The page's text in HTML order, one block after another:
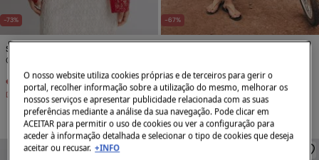
-73%
Springfield
Camisa oversize estampada
€ 7,99
€ 29,99
Desconto € 22,00
-67%
€ 9,99 € 29,99
Desconto € 20,00
O nosso website utiliza cookies próprias e de terceiros para gerir o
portal, recolher informação sobre a utilização do mesmo, melhorar os
nossos serviços e apresentar publicidade relacionada com as suas
preferências mediante a análise da sua navegação. Pode clicar em
ACEITAR para permitir o uso de cookies ou ver a configuração para
aceder à informação detalhada e selecionar o tipo de cookies que deseja
aceitar ou recusar. +INFO